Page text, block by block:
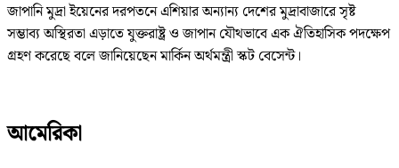
জাপানি মুদ্রা ইয়েনের দরপতনে এশিয়ার অন্যান্য দেশের মুদ্রাবাজারে সৃষ্ট
সম্ভাব্য অস্থিরতা এড়াতে যুক্তরাষ্ট্র ও জাপান যৌথভাবে এক ঐতিহাসিক পদক্ষেপ
গ্রহণ করেছে বলে জানিয়েছেন মার্কিন অর্থমন্ত্রী স্কট বেসেন্ট।
আমেরিকা